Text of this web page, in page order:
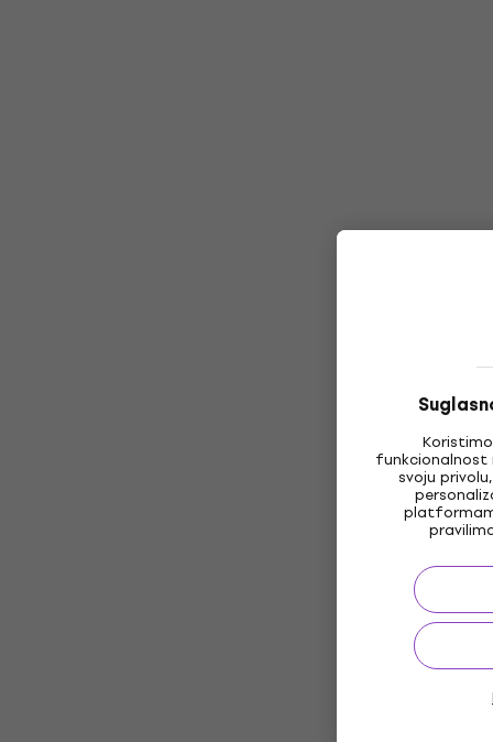
funkcionalnost
svoju